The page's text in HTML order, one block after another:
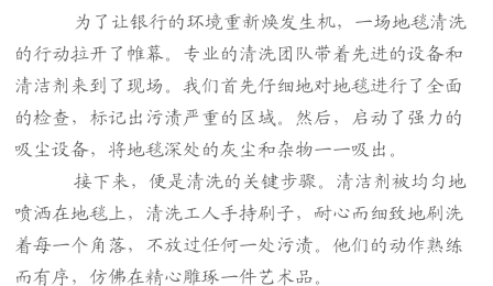
为了让银行的环境重新焕发生机，一场地毯清洗
的行动拉开了帷幕。专业的清洗团队带着先进的设备和
清洁剂来到了现场。我们首先仔细地对地毯进行了全面
的检查，标记出污渍严重的区域。然后，启动了强力的
吸尘设备，将地毯深处的灰尘和杂物一一吸出。
接下来，便是清洗的关键步骤。清洁剂被均匀地
喷洒在地毯上，清洗工人手持刷子，耐心而细致地刷洗
着每一个角落，不放过任何一处污渍。他们的动作熟练
而有序，仿佛在精心雕琢一件艺术品。